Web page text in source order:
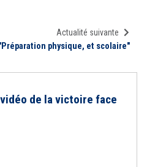
Actualité suivante
physique, et scolaire"
de la victoire face